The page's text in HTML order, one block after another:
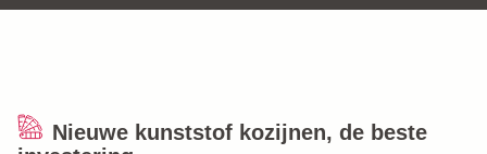
Nieuwe kunststof kozijnen, de beste